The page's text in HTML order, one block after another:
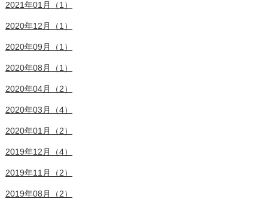
2021年01月（1）
2020年12月（1）
2020年09月（1）
2020年08月（1）
2020年04月（2）
2020年03月（4）
2020年01月（2）
2019年12月（4）
2019年11月（2）
2019年08月（2）